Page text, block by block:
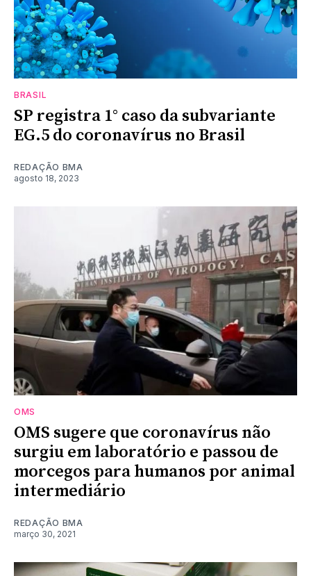
BRASIL
SP registra 1° caso da subvariante
EG.5 do coronavírus no Brasil
REDAÇÃO BMA
agosto 18, 2023
OMS
OMS sugere que coronavírus não
surgiu em laboratório e passou de
morcegos para humanos por animal
intermediário
REDAÇÃO BMA
março 30, 2021